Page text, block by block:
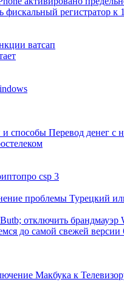
фискальный регистратор к
ватсап
способы Перевод денег с
csp 3
проблемы Турецкий
отключить брандмауэр
до самой свежей версии
Макбука к